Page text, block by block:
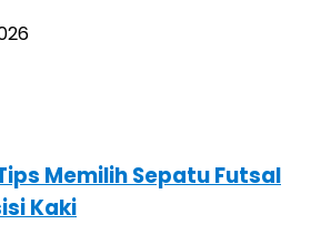
Memilih Sepatu Futsal
Kaki